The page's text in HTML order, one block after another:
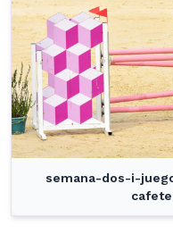
semana-dos-i-